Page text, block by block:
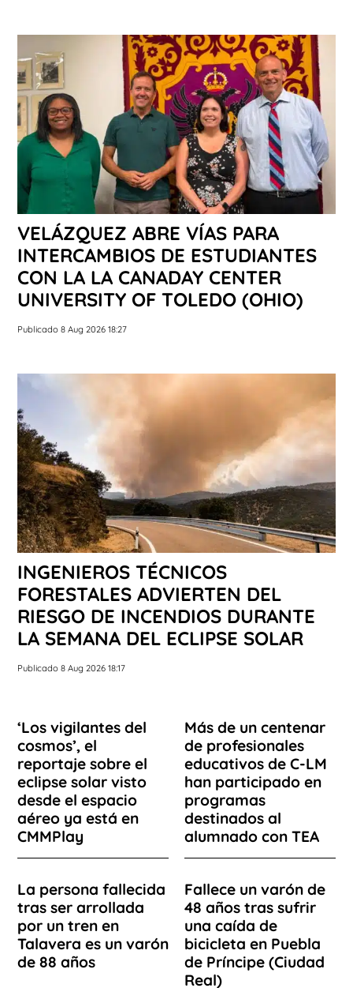
VELÁZQUEZ ABRE VÍAS PARA
INTERCAMBIOS DE ESTUDIANTES
CON LA LA CANADAY CENTER
UNIVERSITY OF TOLEDO (OHIO)
Publicado 8 Aug 2026 18:27
INGENIEROS TÉCNICOS
FORESTALES ADVIERTEN DEL
RIESGO DE INCENDIOS DURANTE
LA SEMANA DEL ECLIPSE SOLAR
Publicado 8 Aug 2026 18:17
‘Los vigilantes del
cosmos’, el
reportaje sobre el
eclipse solar visto
desde el espacio
aéreo ya está en
CMMPlay
Más de un centenar
de profesionales
educativos de C-LM
han participado en
programas
destinados al
alumnado con TEA
La persona fallecida
tras ser arrollada
por un tren en
Talavera es un varón
de 88 años
Fallece un varón de
48 años tras sufrir
una caída de
bicicleta en Puebla
de Príncipe (Ciudad
Real)